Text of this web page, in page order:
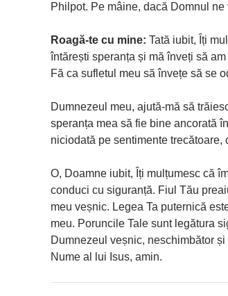
Philpot. Pe mâine, dacă Domnul ne
Roagă-te cu mine: Tată iubit, Îți
întărești speranța și mă înveți să
Fă ca sufletul meu să învețe să se
Dumnezeul meu, ajută-mă să
speranța mea să fie bine ancorată
niciodată pe sentimente trecătoare,
O, Doamne iubit, Îți mulțumesc că
conduci cu siguranță. Fiul Tău
meu veșnic. Legea Ta puternică
meu. Poruncile Tale sunt legătura
Dumnezeul veșnic, neschimbător
Nume al lui Isus, amin.